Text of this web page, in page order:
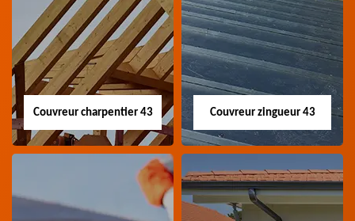
Couvreur charpentier 43 Couvreur zingueur 43